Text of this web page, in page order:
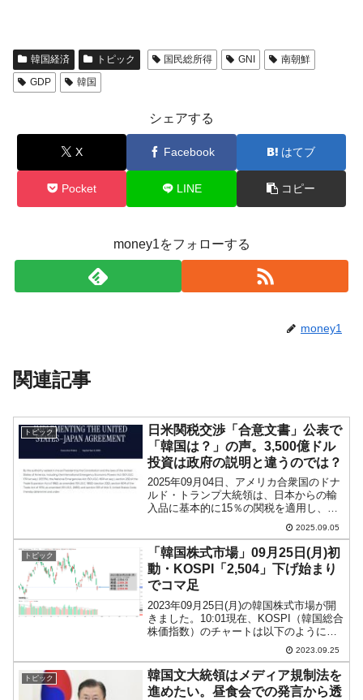
韓国経済 トピック 国民総所得 GNI
南朝鮮
GDP
韓国
シェアする
X Facebook はてブ
Pocket LINE コピー
money1をフォローする
money1
関連記事
トピック
日米関税交渉「合意文書」公表で
「韓国は？」の声。3,500億ドル
投資は政府の説明と違うのでは？
2025年09月04日、アメリカ合衆国のドナ
ルド・トランプ大統領は、日本からの輸
入品に基本的に15％の関税を適用し、自
動車および部品などに対しても15％の関
税率を適用するという大統領令に署名し
ました。↑ホワイトハウスが公表した
「IMPLEM...
2025.09.05
トピック
「韓国株式市場」09月25日(月)初
動・KOSPI「2,504」下げ始まり
でコマ足
2023年09月25日(月)の韓国株式市場が開
きました。10:01現在、KOSPI（韓国総合
株価指数）のチャートは以下のようにな
『Investing.com』より引用）。下げて始
まって、コマ足。上下どちらに行ったも
んか...
2023.09.25
トピック
韓国文大統領はメディア規制法を
進めたい。昼食会での発言から透